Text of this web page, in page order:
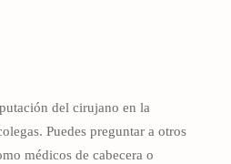
del cirujano en la
Puedes preguntar a otros
médicos de cabecera o